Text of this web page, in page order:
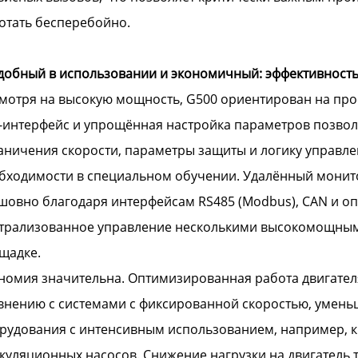
бесперебойно.
в использовании и экономичный:
на высокую мощность, G500 ориентирован на
интерфейс и упрощённая настройка параметров
скорости, параметры защиты и логику
в специальном обучении. Удалённый
благодаря интерфейсам RS485 (Modbus), CAN и
управление несколькими
значительна. Оптимизированная работа
с системами с фиксированной скоростью,
с интенсивным использованием, например,